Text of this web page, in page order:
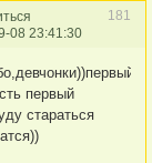
181
08 23:41:30
первый
стараться